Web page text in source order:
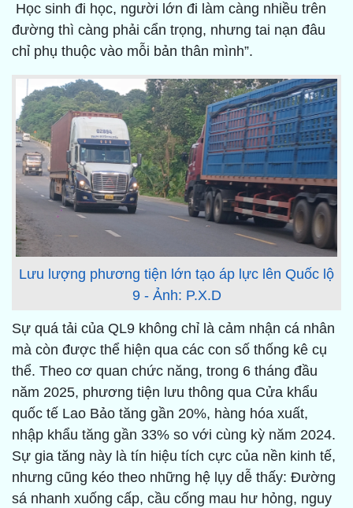
Học sinh đi học, người lớn đi làm càng nhiều trên
đường thì càng phải cẩn trọng, nhưng tai nạn đâu
chỉ phụ thuộc vào mỗi bản thân mình”.
Lưu lượng phương tiện lớn tạo áp lực lên Quốc lộ
9 - Ảnh: P.X.D
Sự quá tải của QL9 không chỉ là cảm nhận cá nhân
mà còn được thể hiện qua các con số thống kê cụ
thể. Theo cơ quan chức năng, trong 6 tháng đầu
năm 2025, phương tiện lưu thông qua Cửa khẩu
quốc tế Lao Bảo tăng gần 20%, hàng hóa xuất,
nhập khẩu tăng gần 33% so với cùng kỳ năm 2024.
Sự gia tăng này là tín hiệu tích cực của nền kinh tế,
nhưng cũng kéo theo những hệ lụy dễ thấy: Đường
sá nhanh xuống cấp, cầu cống mau hư hỏng, nguy